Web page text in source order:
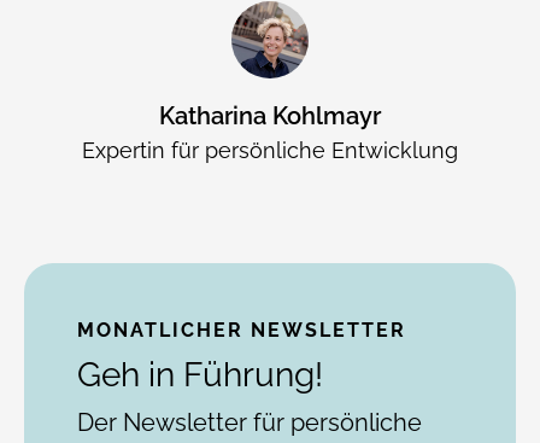
Katharina Kohlmayr
Expertin für persönliche Entwicklung
MONATLICHER NEWSLETTER
Geh in Führung!
Der Newsletter für persönliche